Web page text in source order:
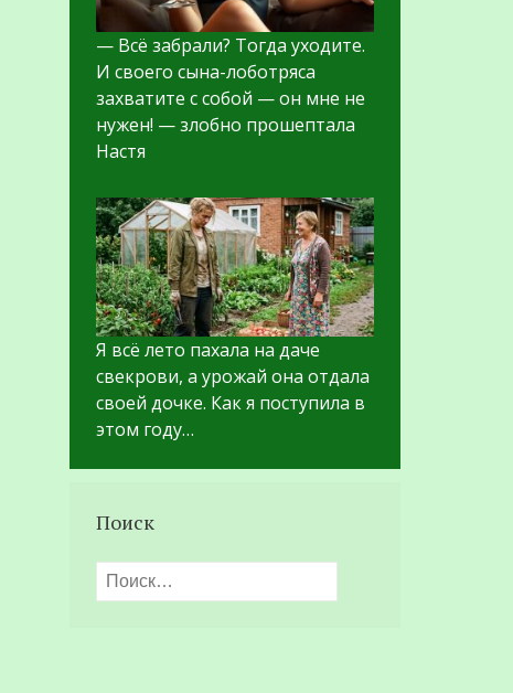
— Всё забрали? Тогда уходите.
И своего сына-лоботряса
захватите с собой — он мне не
нужен! — злобно прошептала
Настя
Я всё лето пахала на даче
свекрови, а урожай она отдала
своей дочке. Как я поступила в
этом году…
Поиск
Найти: